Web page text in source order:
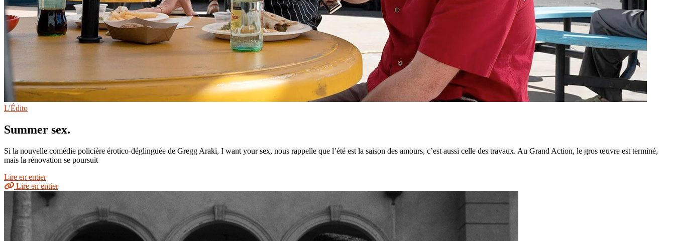
L'Édito
Summer sex.
Si la nouvelle comédie policière érotico-déglinguée de Gregg Araki, I want your sex, nous rappelle que l’été est la saison des amours, c’est aussi celle des travaux. Au Grand Action, le gros œuvre est terminé,
mais la rénovation se poursuit
Lire en entier
Lire en entier